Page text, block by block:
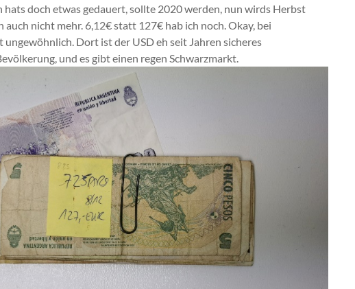
doch etwas gedauert, sollte 2020 werden, nun wirds Herbst
auch nicht mehr. 6,12€ statt 127€ hab ich noch. Okay, bei
Dort ist der USD eh seit Jahren sicheres
und es gibt einen regen Schwarzmarkt.